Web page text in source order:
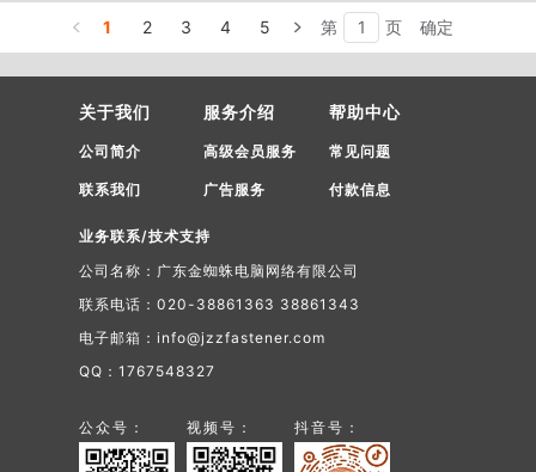
· 展前报道： 东南亚线材管材展览会，
韩国金属周
动化科技展，日本工业展，泰国制造业
博览会
· 高速列车制动钳螺栓头部开裂原因分
发布“经确认的紧固件制造者识别标志
公告 11 号”的通知
1 2 3 4 5 第 页 确定
关于我们
公司简介
联系我们
服务介绍
高级会员服务
广告服务
帮助中心
常见问题
付款信息
业务联系/技术支持
公司名称：广东金蜘蛛电脑网络有限公司
联系电话：020-38861363 38861343
电子邮箱：info@jzzfastener.com
QQ：1767548327
公众号： 视频号： 抖音号：